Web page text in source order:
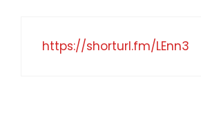
https://shorturl.fm/LEnn3